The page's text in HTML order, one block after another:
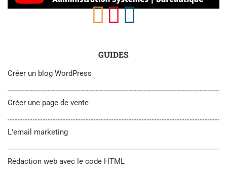
GUIDES
Créer un blog WordPress
Créer une page de vente
L'email marketing
Rédaction web avec le code HTML